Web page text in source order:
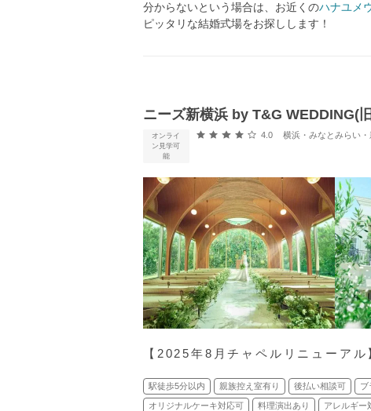
分からないという場合は、お近くのハナユメ
ピッタリな結婚式場をお探しします！
ニーズ新横浜 by T&G WEDDING(
オンライ
ン見学可
能
口コミ評価
4.0 横浜・みなとみらい・新横浜
【2025年8月チャペルリニューア
駅徒歩5分以内 親族控え室有り 後払い相談可 ブ
オリジナルケーキ対応可 料理演出あり アレルギー